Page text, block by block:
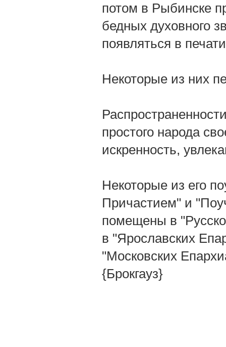
потом в Рыбинске
бедных духовного
появляться в
Некоторые из них
простого народа
искренность,
Некоторые из его
Причастием" и
помещены в
в "Ярославских
"Московских
{Брокгауз}